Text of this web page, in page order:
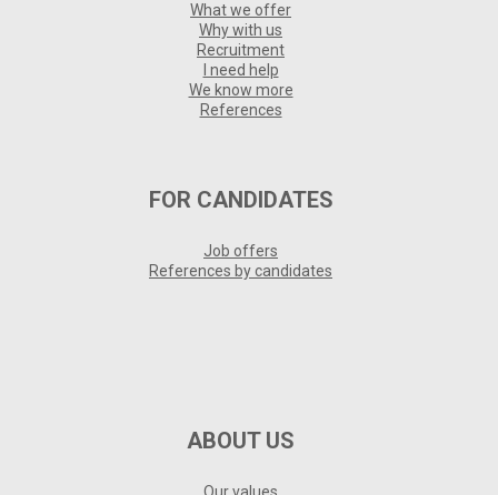
What we offer
Why with us
Recruitment
I need help
We know more
References
FOR CANDIDATES
Job offers
References by candidates
ABOUT US